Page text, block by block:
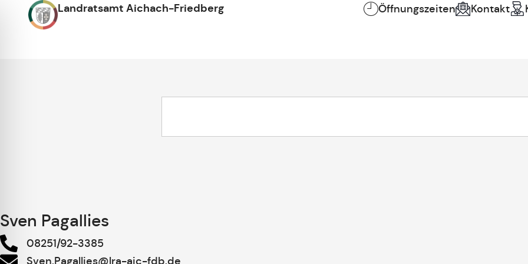
Landratsamt Aichach-Friedberg Öffnungszeiten Kontakt
Sven Pagallies
08251/92-3385
Sven.Pagallies@lra-aic-fdb.de